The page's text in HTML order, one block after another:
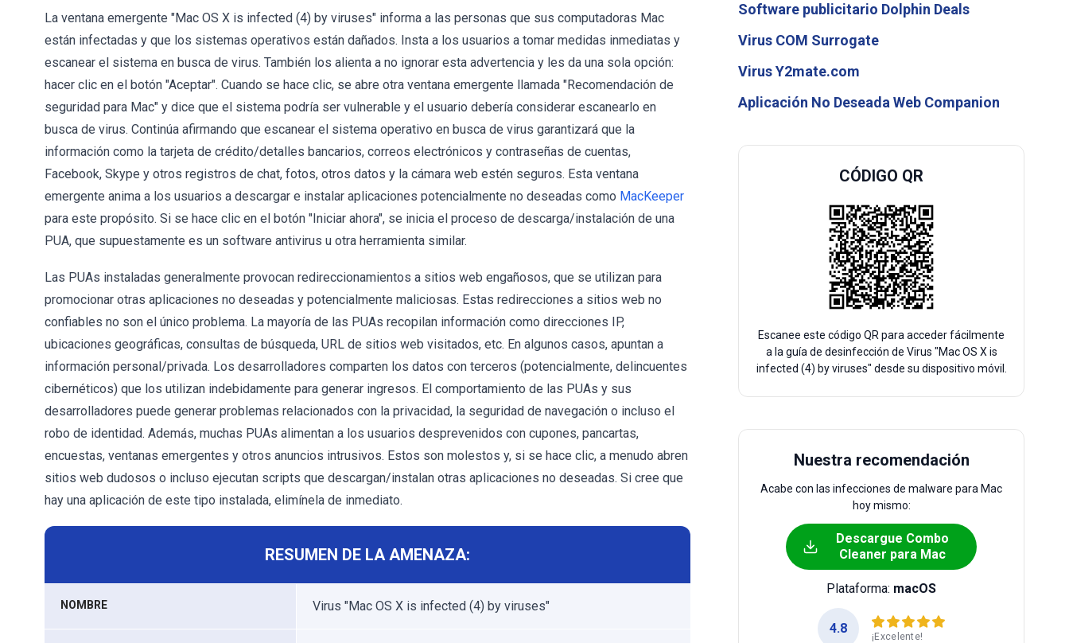
La ventana emergente "Mac OS X is infected (4) by viruses" informa a las personas que sus computadoras Mac
están infectadas y que los sistemas operativos están dañados. Insta a los usuarios a tomar medidas inmediatas y
escanear el sistema en busca de virus. También los alienta a no ignorar esta advertencia y les da una sola opción:
hacer clic en el botón "Aceptar". Cuando se hace clic, se abre otra ventana emergente llamada "Recomendación de
seguridad para Mac" y dice que el sistema podría ser vulnerable y el usuario debería considerar escanearlo en
busca de virus. Continúa afirmando que escanear el sistema operativo en busca de virus garantizará que la
información como la tarjeta de crédito/detalles bancarios, correos electrónicos y contraseñas de cuentas,
Facebook, Skype y otros registros de chat, fotos, otros datos y la cámara web estén seguros. Esta ventana
emergente anima a los usuarios a descargar e instalar aplicaciones potencialmente no deseadas como MacKeeper
para este propósito. Si se hace clic en el botón "Iniciar ahora", se inicia el proceso de descarga/instalación de una
PUA, que supuestamente es un software antivirus u otra herramienta similar.
Las PUAs instaladas generalmente provocan redireccionamientos a sitios web engañosos, que se utilizan para
promocionar otras aplicaciones no deseadas y potencialmente maliciosas. Estas redirecciones a sitios web no
confiables no son el único problema. La mayoría de las PUAs recopilan información como direcciones IP,
ubicaciones geográficas, consultas de búsqueda, URL de sitios web visitados, etc. En algunos casos, apuntan a
información personal/privada. Los desarrolladores comparten los datos con terceros (potencialmente, delincuentes
cibernéticos) que los utilizan indebidamente para generar ingresos. El comportamiento de las PUAs y sus
desarrolladores puede generar problemas relacionados con la privacidad, la seguridad de navegación o incluso el
robo de identidad. Además, muchas PUAs alimentan a los usuarios desprevenidos con cupones, pancartas,
encuestas, ventanas emergentes y otros anuncios intrusivos. Estos son molestos y, si se hace clic, a menudo abren
sitios web dudosos o incluso ejecutan scripts que descargan/instalan otras aplicaciones no deseadas. Si cree que
hay una aplicación de este tipo instalada, elimínela de inmediato.
RESUMEN DE LA AMENAZA:
NOMBRE Virus "Mac OS X is infected (4) by viruses"
Software publicitario Dolphin Deals
Virus COM Surrogate
Virus Y2mate.com
Aplicación No Deseada Web Companion
CÓDIGO QR
Escanee este código QR para acceder fácilmente
a la guía de desinfección de Virus "Mac OS X is
infected (4) by viruses" desde su dispositivo móvil.
Nuestra recomendación
Acabe con las infecciones de malware para Mac
hoy mismo:
Descargue Combo
Cleaner para Mac
Plataforma: macOS
4.8
¡Excelente!